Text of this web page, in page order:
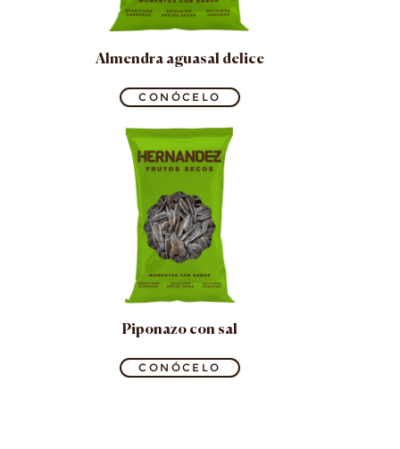
Almendra aguasal delice
CONÓCELO
Piponazo con sal
CONÓCELO